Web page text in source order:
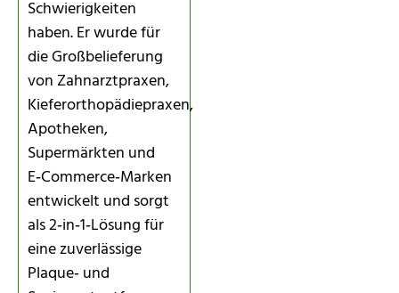
Schwierigkeiten
haben. Er wurde für
die Großbelieferung
von Zahnarztpraxen,
Kieferorthopädiepraxen,
Apotheken,
Supermärkten und
E‑Commerce‑Marken
entwickelt und sorgt
als 2‑in‑1‑Lösung für
eine zuverlässige
Plaque‑ und